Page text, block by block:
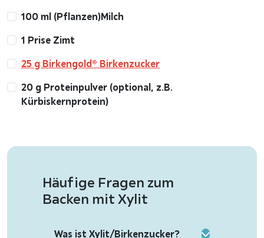
100 ml (Pflanzen)Milch
1 Prise Zimt
25 g Birkengold® Birkenzucker
20 g Proteinpulver (optional, z.B.
Kürbiskernprotein)
Häufige Fragen zum
Backen mit Xylit
Was ist Xylit/Birkenzucker?